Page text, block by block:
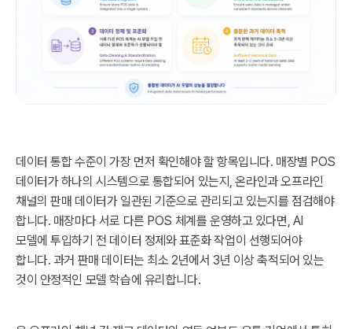
데이터 통합 수준이 가장 먼저 확인해야 할 항목입니다. 매장별 POS
데이터가 하나의 시스템으로 통합되어 있는지, 온라인과 오프라인
채널의 판매 데이터가 일관된 기준으로 관리되고 있는지를 점검해야
합니다. 매장마다 서로 다른 POS 체계를 운영하고 있다면, AI
모델에 투입하기 전 데이터 정제와 표준화 작업이 선행되어야
합니다. 과거 판매 데이터는 최소 2년에서 3년 이상 축적되어 있는
것이 안정적인 모델 학습에 유리합니다.